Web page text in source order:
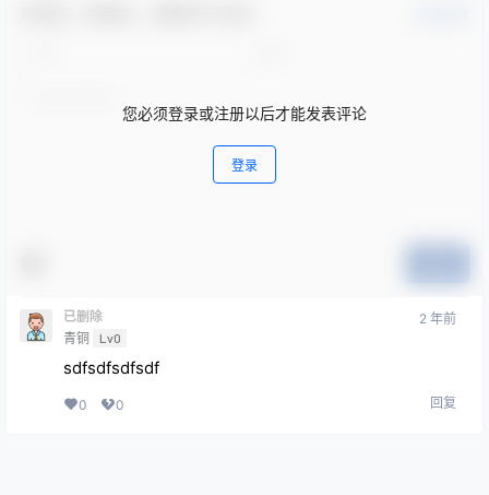
您必须登录或注册以后才能发表评论
登录
已删除
青铜
Lv0
2 年前
sdfsdfsdfsdf
0 0 回复